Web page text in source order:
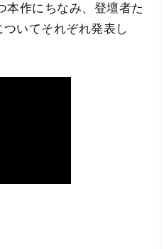
本作にちなみ、登壇者た
ついてそれぞれ発表し